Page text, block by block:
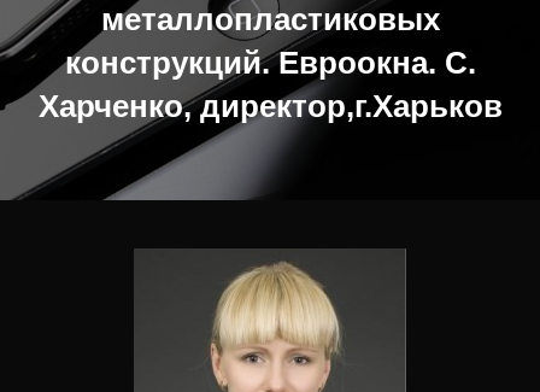
И
металлопластиковых
конструкций. Евроокна. С.
Харченко, директор,г.Харьков